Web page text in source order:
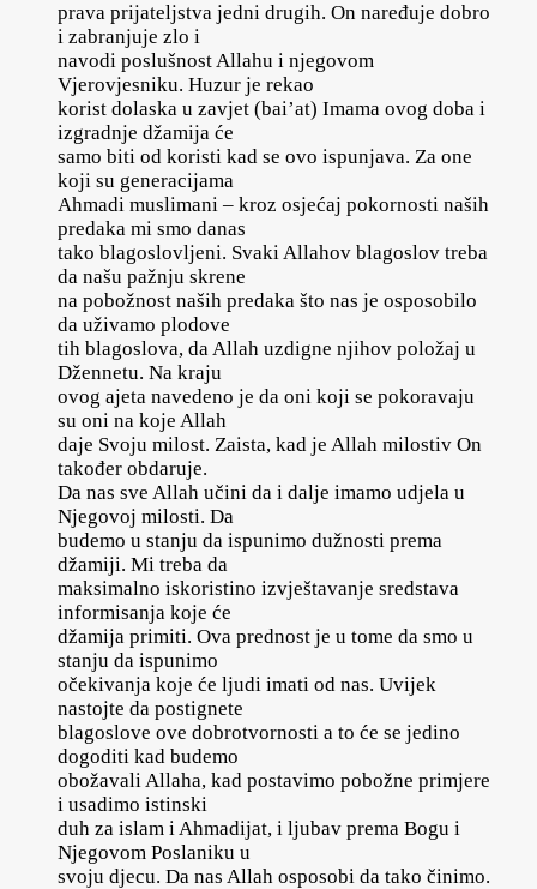
prava prijateljstva jedni drugih. On naređuje dobro
i zabranjuje zlo i
navodi poslušnost Allahu i njegovom
Vjerovjesniku. Huzur je rekao
korist dolaska u zavjet (bai’at) Imama ovog doba i
izgradnje džamija će
samo biti od koristi kad se ovo ispunjava. Za one
koji su generacijama
Ahmadi muslimani – kroz osjećaj pokornosti naših
predaka mi smo danas
tako blagoslovljeni. Svaki Allahov blagoslov treba
da našu pažnju skrene
na pobožnost naših predaka što nas je osposobilo
da uživamo plodove
tih blagoslova, da Allah uzdigne njihov položaj u
Džennetu. Na kraju
ovog ajeta navedeno je da oni koji se pokoravaju
su oni na koje Allah
daje Svoju milost. Zaista, kad je Allah milostiv On
također obdaruje.
Da nas sve Allah učini da i dalje imamo udjela u
Njegovoj milosti. Da
budemo u stanju da ispunimo dužnosti prema
džamiji. Mi treba da
maksimalno iskoristino izvještavanje sredstava
informisanja koje će
džamija primiti. Ova prednost je u tome da smo u
stanju da ispunimo
očekivanja koje će ljudi imati od nas. Uvijek
nastojte da postignete
blagoslove ove dobrotvornosti a to će se jedino
dogoditi kad budemo
obožavali Allaha, kad postavimo pobožne primjere
i usadimo istinski
duh za islam i Ahmadijat, i ljubav prema Bogu i
Njegovom Poslaniku u
svoju djecu. Da nas Allah osposobi da tako činimo.